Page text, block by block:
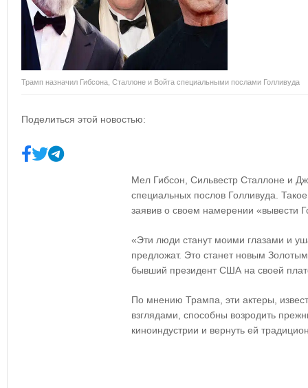
Трамп назначил Гибсона, Сталлоне и Войта специальными послами Голливуда
Поделиться этой новостью:
Мел Гибсон, Сильвестр Сталлоне и
специальных послов Голливуда.
заявив о своем намерении «вывести
«Эти люди станут моими глазами и
предложат. Это станет новым
бывший президент США на своей
По мнению Трампа, эти актеры,
взглядами, способны возродить
киноиндустрии и вернуть ей